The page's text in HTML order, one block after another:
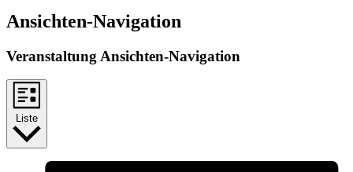
Ansichten-Navigation
Veranstaltung Ansichten-Navigation
Liste